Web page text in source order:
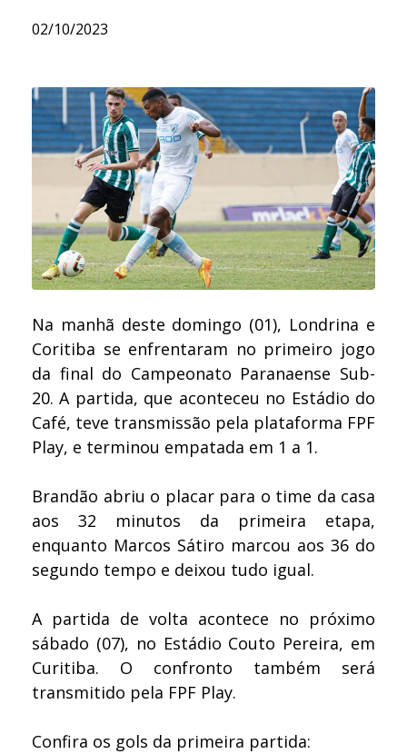
02/10/2023
Na manhã deste domingo (01), Londrina e
Coritiba se enfrentaram no primeiro jogo
da final do Campeonato Paranaense Sub-
20. A partida, que aconteceu no Estádio do
Café, teve transmissão pela plataforma FPF
Play, e terminou empatada em 1 a 1.
Brandão abriu o placar para o time da casa
aos 32 minutos da primeira etapa,
enquanto Marcos Sátiro marcou aos 36 do
segundo tempo e deixou tudo igual.
A partida de volta acontece no próximo
sábado (07), no Estádio Couto Pereira, em
Curitiba. O confronto também será
transmitido pela FPF Play.
Confira os gols da primeira partida: